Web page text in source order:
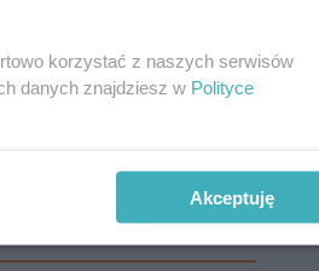
korzystać z naszych serwisów
danych znajdziesz w Polityce
Akceptuję